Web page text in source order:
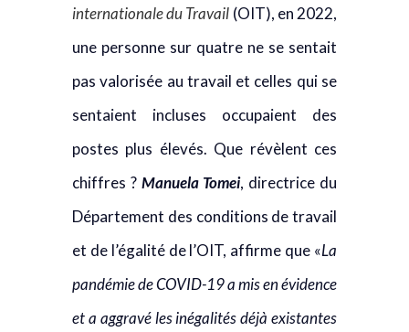
internationale du Travail (OIT), en 2022,
une personne sur quatre ne se sentait
pas valorisée au travail et celles qui se
sentaient incluses occupaient des
postes plus élevés. Que révèlent ces
chiffres ? Manuela Tomei, directrice du
Département des conditions de travail
et de l’égalité de l’OIT, affirme que «La
pandémie de COVID-19 a mis en évidence
et a aggravé les inégalités déjà existantes